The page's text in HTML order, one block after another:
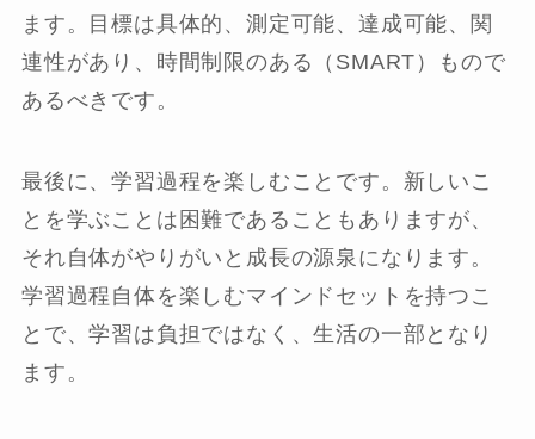
ます。目標は具体的、測定可能、達成可能、関
連性があり、時間制限のある（SMART）もので
あるべきです。
最後に、学習過程を楽しむことです。新しいこ
とを学ぶことは困難であることもありますが、
それ自体がやりがいと成長の源泉になります。
学習過程自体を楽しむマインドセットを持つこ
とで、学習は負担ではなく、生活の一部となり
ます。